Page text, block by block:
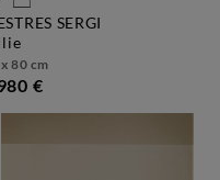
SERGI
80 cm
€